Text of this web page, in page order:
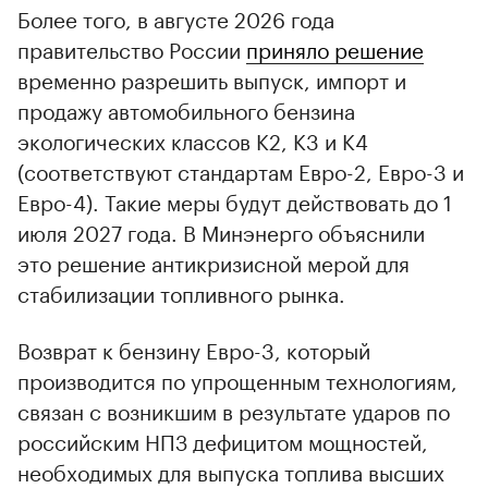
Более того, в августе 2026 года
правительство России приняло решение
временно разрешить выпуск, импорт и
продажу автомобильного бензина
экологических классов К2, К3 и К4
(соответствуют стандартам Евро-2, Евро-3 и
Евро-4). Такие меры будут действовать до 1
июля 2027 года. В Минэнерго объяснили
это решение антикризисной мерой для
стабилизации топливного рынка.
Возврат к бензину Евро-3, который
производится по упрощенным технологиям,
связан с возникшим в результате ударов по
российским НПЗ дефицитом мощностей,
необходимых для выпуска топлива высших